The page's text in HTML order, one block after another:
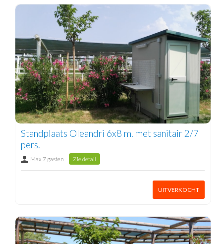
Standplaats Oleandri 6x8 m. met sanitair 2/7
pers.
Max 7 gasten Zie detail
UITVERKOCHT